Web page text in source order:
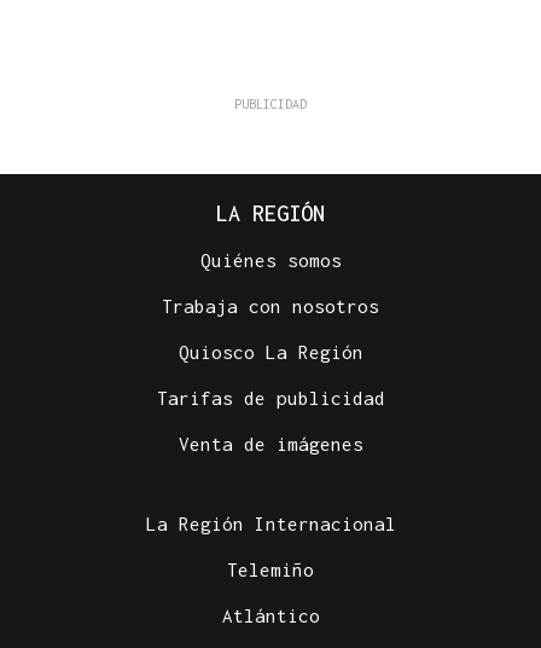
LA REGIÓN
Quiénes somos
Trabaja con nosotros
Quiosco La Región
Tarifas de publicidad
Venta de imágenes
La Región Internacional
Telemiño
Atlántico